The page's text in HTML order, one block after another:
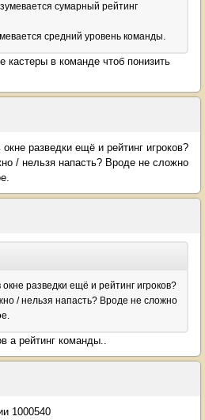
сумарный рейтинг
средний уровень команды.
кастеры в команде чтоб понизить
разведки ещё и рейтинг игроков?
/ нельзя напасть? Вроде не сложно
разведки ещё и рейтинг игроков?
/ нельзя напасть? Вроде не сложно
а рейтинг команды..
1000540